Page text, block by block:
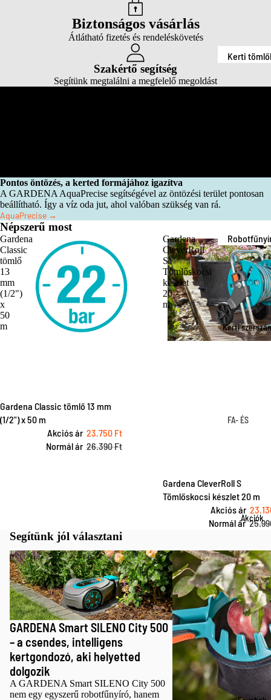
és
tartozékok
és
FA- ÉS
S ÉS
Ásók és
lapátok
Gereblyék
seprűk
Kerti
kesztyűk
Kézi
és ültető
tem
ALL - P4A
Kerti
dszer
Automata
öntözés
Szivattyúk
Szivattyú
tartozékok
k
tartozékok
Fűnyírók
Fűnyíró
tartozékok
k
Kerti
FA- ÉS
ágfűrészek
k
k
Fejszék
S ÉS
Ásók és
lapátok
Akciók
Biztonságos vásárlás
Átlátható fizetés és rendeléskövetés
Szakértő segítség
Segítünk megtalálni a megfelelő megoldást
Pontos öntözés, a kerted formájához igazítva
A GARDENA AquaPrecise segítségével az öntözési terület pontosan
beállítható. Így a víz oda jut, ahol valóban szükség van rá.
AquaPrecise →
Népszerű most
Gardena
Classic
tömlő
13
mm
(1/2")
x
50
m
Gardena Classic tömlő 13 mm
(1/2") x 50 m
Akciós ár 23.750 Ft
Normál ár 26.390 Ft
Gardena
CleverRoll
S
Tömlőskocsi
készlet
20
m
Gardena CleverRoll S
Tömlőskocsi készlet 20 m
Akciós ár
Normál ár
Segítünk jól választani
GARDENA Smart SILENO City 500 – a
csendes, intelligens kertgondozó, aki
helyetted dolgozik
GARDENA Smart SILENO City 500
– a csendes, intelligens
kertgondozó, aki helyetted
dolgozik
A GARDENA Smart SILENO City 500
nem egy egyszerű robotfűnyíró, hanem
Gardenával gyerekjáték
körteszüret